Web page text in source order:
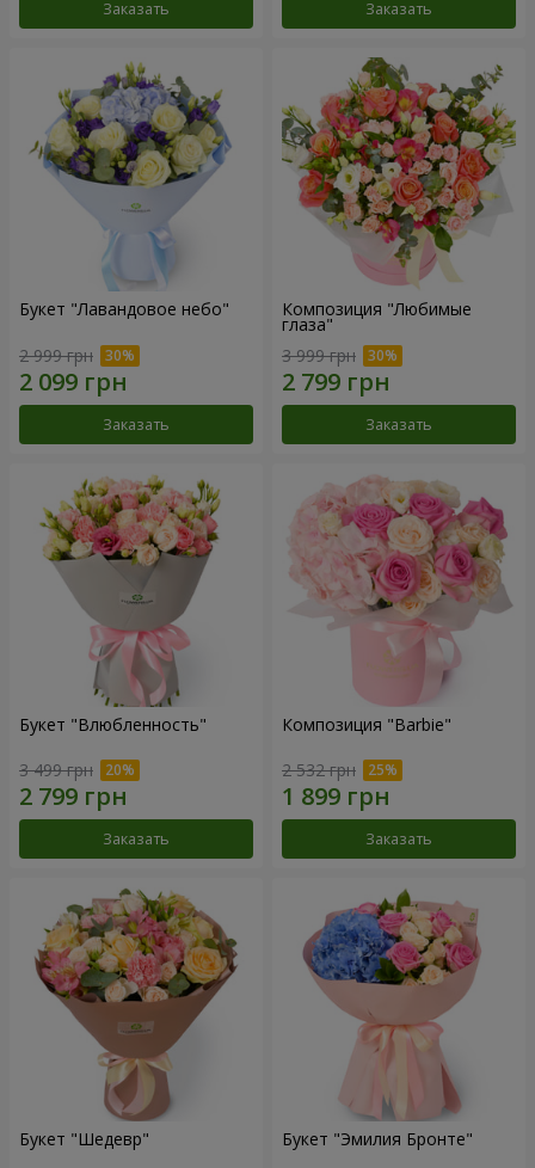
Заказать Заказать
Букет "Лавандовое небо"
2 999 грн
Заказать
Композиция "Любимые
глаза"
3 999 грн
Заказать
Букет "Влюбленность"
3 499 грн
Заказать
Композиция "Barbie"
2 532 грн
Заказать
Букет "Шедевр" Букет "Эмилия Бронте"